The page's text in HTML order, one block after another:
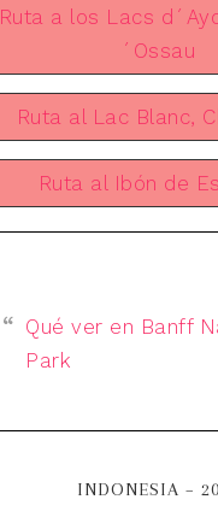
Ruta a los Lacs
´Ossau
Ruta al Lac Blanc,
Ruta al Ibón de
Qué ver en Banff
Park
INDONESIA –